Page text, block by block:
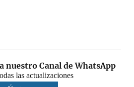
nuestro Canal de WhatsApp
las actualizaciones